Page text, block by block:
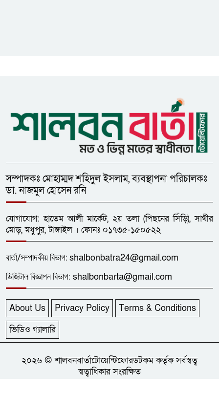
খসড়া চূড়ান্তে আরও এক দফা
সম্পাদকঃ মোহাম্মদ শহিদুল ইসলাম, ব্যবস্থাপনা পরিচালকঃ
ডা. নাজমুল হোসেন রনি
যোগাযোগ: হাতেম আলী মার্কেট, ২য় তলা (পিছনের সিঁড়ি), সাথীর
মোড়, মধুপুর, টাঙ্গাইল । ফোনঃ ০১৭৩৫-১৫০৫২২
বার্তা/সম্পাদকীয়বিভাগ: shalbonbatra24@gmail.com
ডিজিটাল বিজ্ঞাপন বিভাগ: shalbonbarta@gmail.com
About Us Privacy Policy
Terms & Conditions
ভিডিও গ্যালারি
২০২৬ © শালবনবার্তাটোয়েন্টিফোরডটকম কর্তৃক সর্বস্বত্ব
স্বত্বাধিকার সংরক্ষিত